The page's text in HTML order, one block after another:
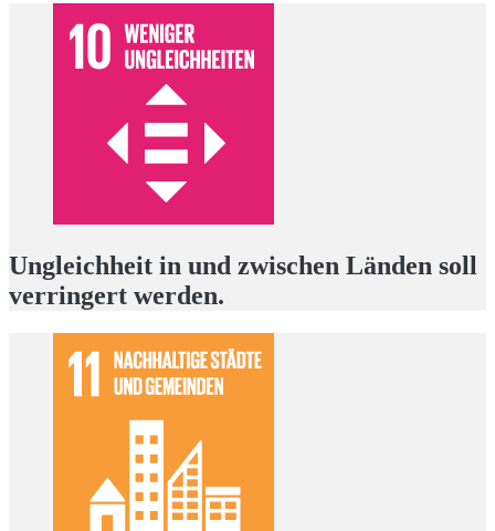
Ungleichheit in und zwischen Länden soll
verringert werden.